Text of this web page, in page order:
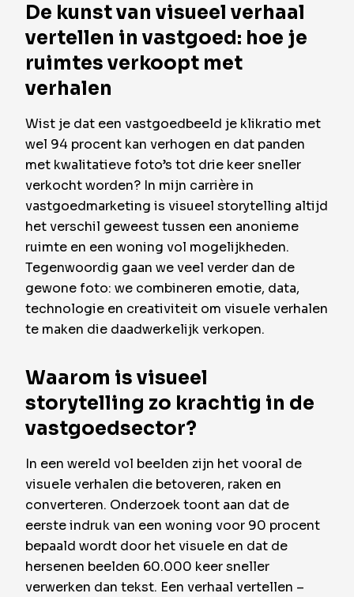
De kunst van visueel verhaal
vertellen in vastgoed: hoe je
ruimtes verkoopt met
verhalen
Wist je dat een vastgoedbeeld je klikratio met
wel 94 procent kan verhogen en dat panden
met kwalitatieve foto’s tot drie keer sneller
verkocht worden? In mijn carrière in
vastgoedmarketing is visueel storytelling altijd
het verschil geweest tussen een anonieme
ruimte en een woning vol mogelijkheden.
Tegenwoordig gaan we veel verder dan de
gewone foto: we combineren emotie, data,
technologie en creativiteit om visuele verhalen
te maken die daadwerkelijk verkopen.
Waarom is visueel
storytelling zo krachtig in de
vastgoedsector?
In een wereld vol beelden zijn het vooral de
visuele verhalen die betoveren, raken en
converteren. Onderzoek toont aan dat de
eerste indruk van een woning voor 90 procent
bepaald wordt door het visuele en dat de
hersenen beelden 60.000 keer sneller
verwerken dan tekst. Een verhaal vertellen –